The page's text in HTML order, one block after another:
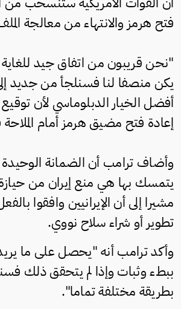
فتح هرمز والانتهاء من معالجة
"نحن قريبون من اتفاق جيد للغاية
يكن منصفا لنا فسنلجأ من جديد
أفضل الخيار الدبلوماسي لأن
إعادة فتح مضيق هرمز أمام الملاحة
وأضاف ترامب أن الضمانة الوحيدة
يتمسك بها هي منع إيران من
مشيرا إلى أن الإيرانيين وافقوا
تطوير أو شراء سلاح نووي.
وأكد ترامب أنه "يحصل على ما
ببطء وثبات وإذا لم يتحقق ذلك
بطريقة مختلفة تماما".